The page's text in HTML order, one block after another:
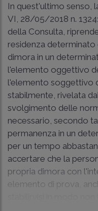
In quest'ultimo senso,
VI, 28/05/2018 n.
della Consulta,
residenza
dimora in un
l'elemento oggettivo
l'elemento soggettivo
stabilmente, rivelata
svolgimento delle
necessario, secondo
permanenza in un
per un tempo
accertare che la
propria dimora con
elemento di prova,